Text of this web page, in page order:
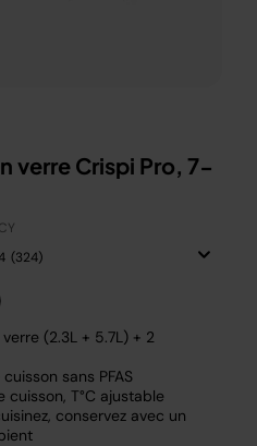
verre Crispi Pro, 7-
(324)
(2.3L + 5.7L) + 2
sans PFAS
cuisson, T°C ajustable
conservez avec un